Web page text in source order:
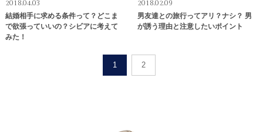
2018.04.03
結婚相手に求める条件って？どこま
で欲張っていいの？シビアに考えて
みた！
2018.02.09
男友達との旅行ってアリ？ナシ？ 男
が誘う理由と注意したいポイント
1 2